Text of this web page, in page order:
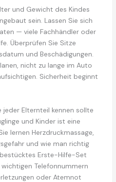
und Gewicht des Kindes
sein. Lassen Sie sich
— viele Fachhändler oder
Überprüfen Sie Sitze
und Beschädigungen.
nicht zu lange im Auto
Sicherheit beginnt
Elternteil kennen sollte
und Kinder ist eine
lernen Herzdruckmassage,
und wie man richtig
Erste-Hilfe-Set
Telefonnummern
oder Atemnot